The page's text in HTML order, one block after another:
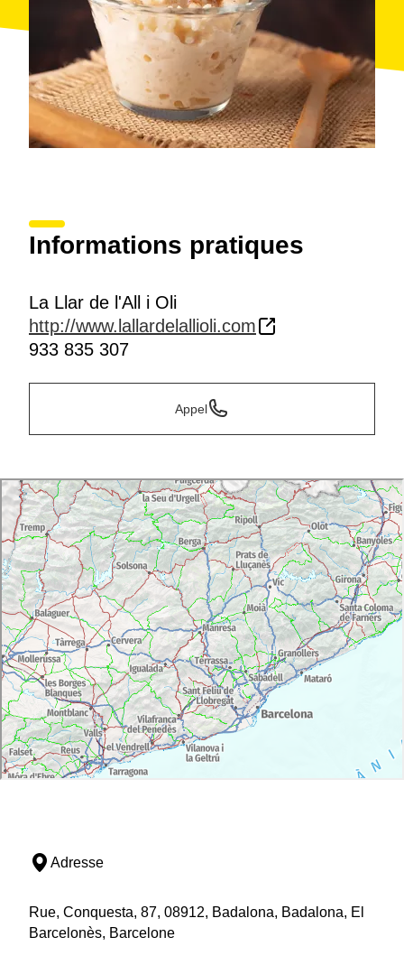
Informations pratiques
La Llar de l'All i Oli
http://www.lallardelallioli.com
933 835 307
Appel
Adresse
Rue, Conquesta, 87, 08912, Badalona, Badalona, El
Barcelonès, Barcelone